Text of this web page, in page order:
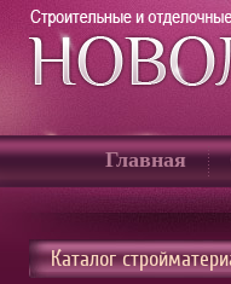
Главная
Каталог